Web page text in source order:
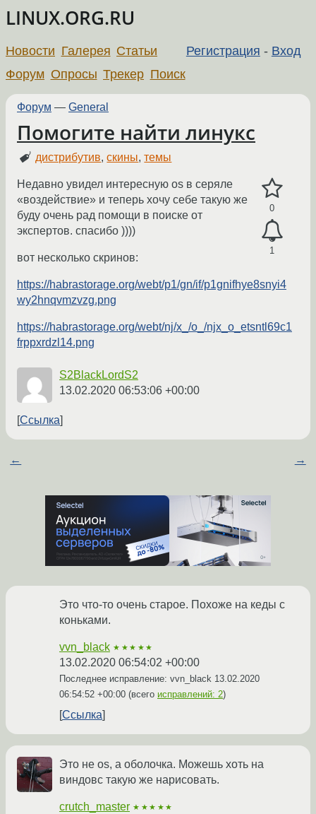
LINUX.ORG.RU
Регистрация - Вход
Новости Галерея Статьи
Форум Опросы Трекер Поиск
Форум — General
Помогите найти линукс
дистрибутив,скины,темы
0
1
Недавно увидел интересную os в серяле
«воздействие» и теперь хочу себе такую ​​же
буду очень рад помощи в поиске от
экспертов. спасибо ))))
вот несколько скринов:
https://habrastorage.org/webt/p1/gn/if/p1gnifhye8snyi4
wy2hnqvmzvzg.png
https://habrastorage.org/webt/nj/x_/o_/njx_o_etsntl69c1
frppxrdzl14.png
S2BlackLordS2
13.02.2020 06:53:06 +00:00
Ссылка
← →
Это что-то очень старое. Похоже на кеды с
коньками.
vvn_black ★★★★★
13.02.2020 06:54:02 +00:00
Последнее исправление: vvn_black 13.02.2020
06:54:52 +00:00 (всего исправлений: 2)
Ссылка
Это не os, а оболочка. Можешь хоть на
виндовс такую же нарисовать.
crutch_master ★★★★★